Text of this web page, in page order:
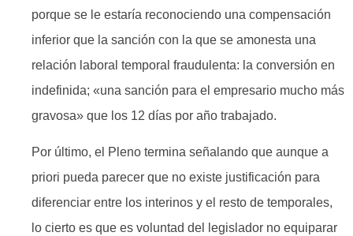
porque se le estaría reconociendo una compensación
inferior que la sanción con la que se amonesta una
relación laboral temporal fraudulenta: la conversión en
indefinida; «una sanción para el empresario mucho más
gravosa» que los 12 días por año trabajado.
Por último, el Pleno termina señalando que aunque a
priori pueda parecer que no existe justificación para
diferenciar entre los interinos y el resto de temporales,
lo cierto es que es voluntad del legislador no equiparar